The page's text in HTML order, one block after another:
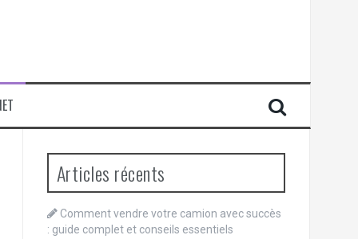
Articles récents
Comment vendre votre camion avec succès
: guide complet et conseils essentiels